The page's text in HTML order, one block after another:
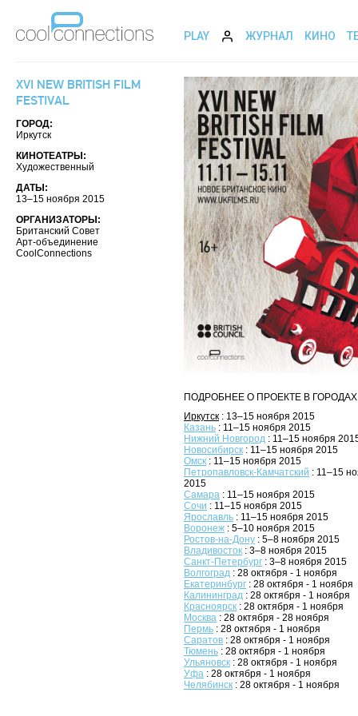
PLAY ЖУРНАЛ КИНО
XVI NEW BRITISH FILM
FESTIVAL
ГОРОД:
Иркутск
КИНОТЕАТРЫ:
Художественный
ДАТЫ:
13–15 ноября 2015
ОРГАНИЗАТОРЫ:
Британский Совет
Арт-объединение
CoolConnections
ПОДРОБНЕЕ О ПРОЕКТЕ В
Иркутск : 13–15 ноября 2015
Казань : 11–15 ноября 2015
Нижний Новгород : 11–15 ноября
Новосибирск : 11–15 ноября 2015
Омск : 11–15 ноября 2015
Петропавловск-Камчатский : 11–15
2015
Самара : 11–15 ноября 2015
Сочи : 11–15 ноября 2015
Ярославль : 11–15 ноября 2015
Воронеж : 5–10 ноября 2015
Ростов-на-Дону : 5–8 ноября 2015
Владивосток : 3–8 ноября 2015
Санкт-Петербург : 3–8 ноября 2015
Волгоград : 28 октября - 1 ноября
Екатеринбург : 28 октября - 1 ноября
Калининград : 28 октября - 1 ноября
Красноярск : 28 октября - 1 ноября
Москва : 28 октября - 28 ноября
Пермь : 28 октября - 1 ноября
Саратов : 28 октября - 1 ноября
Тюмень : 28 октября - 1 ноября
Ульяновск : 28 октября - 1 ноября
Уфа : 28 октября - 1 ноября
Челябинск : 28 октября - 1 ноября